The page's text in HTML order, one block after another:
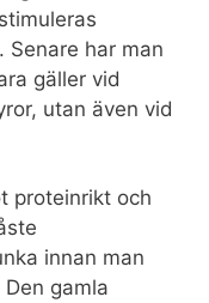
Senare har man
gäller vid
utan även vid
proteinrikt och
innan man
gamla